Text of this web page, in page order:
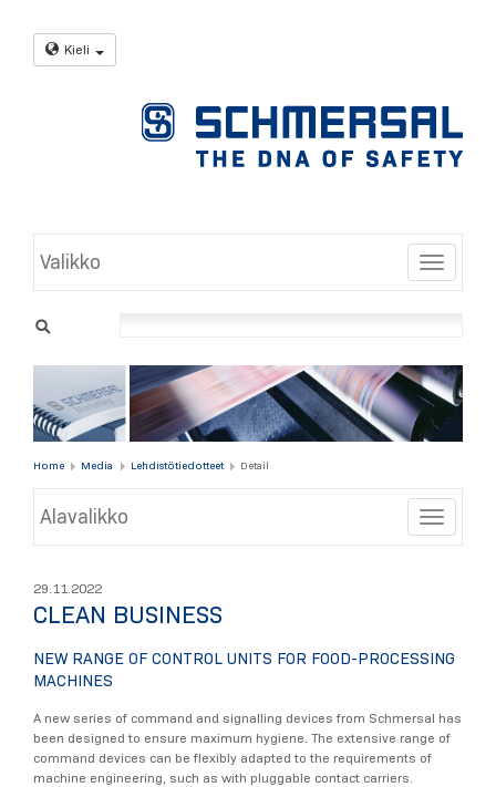
Kieli
Toggle
Valikko
Home Media Lehdistötiedotteet Detail
Toggle
Alavalikko
29.11.2022
CLEAN BUSINESS
NEW RANGE OF CONTROL UNITS FOR FOOD-PROCESSING
MACHINES
A new series of command and signalling devices from Schmersal has
been designed to ensure maximum hygiene. The extensive range of
command devices can be flexibly adapted to the requirements of
machine engineering, such as with pluggable contact carriers.